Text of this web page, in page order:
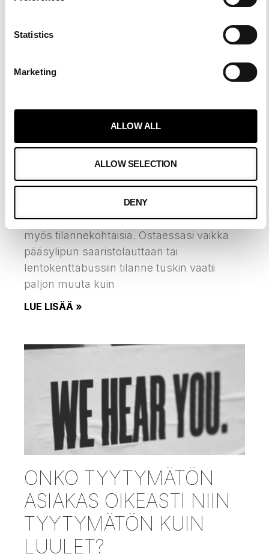
Statistics
Marketing
ALLOW ALL
ALLOW SELECTION
DENY
MIKÄ ON YLIVERTAINEN
ASIAKASKOKEMUS?
Ville Hopponen9.6.2022
Ylivertainen asiakaskokemus tarkoittaa
varmasti kaikille vähän eri asioita ja ne ovat
myös tilannekohtaisia. Ostaessasi vaikka
pääsylipun saaristolauttaan tai
lentokenttäbussiin tilanne tuskin vaatii
paljon muuta kuin
LUE LISÄÄ »
ONKO TYYTYMÄTÖN
ASIAKAS OIKEASTI NIIN
TYYTYMÄTÖN KUIN
LUULET?